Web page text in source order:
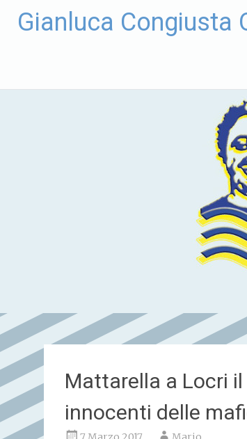
Gianluca Congiusta
Mattarella a Locri
innocenti delle